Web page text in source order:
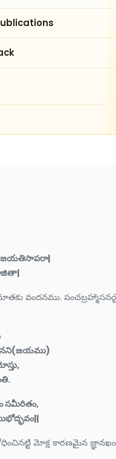
వందనము. పంచబ్రహ్మాసనయై
సమీరితం,
మోక్ష కారణమైన